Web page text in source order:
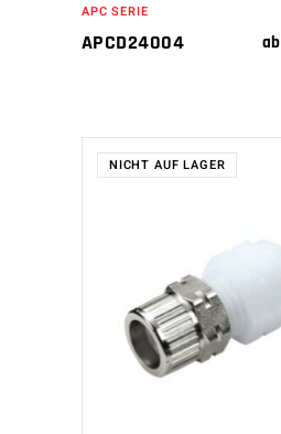
APC SERIE
APCD24004 ab
NICHT AUF LAGER
WEITERLESEN